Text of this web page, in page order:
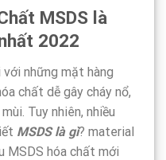
MSDS là
2022
những mặt hàng
chất dễ gây cháy nổ,
Tuy nhiên, nhiều
MSDS là gì? material
hóa chất mới